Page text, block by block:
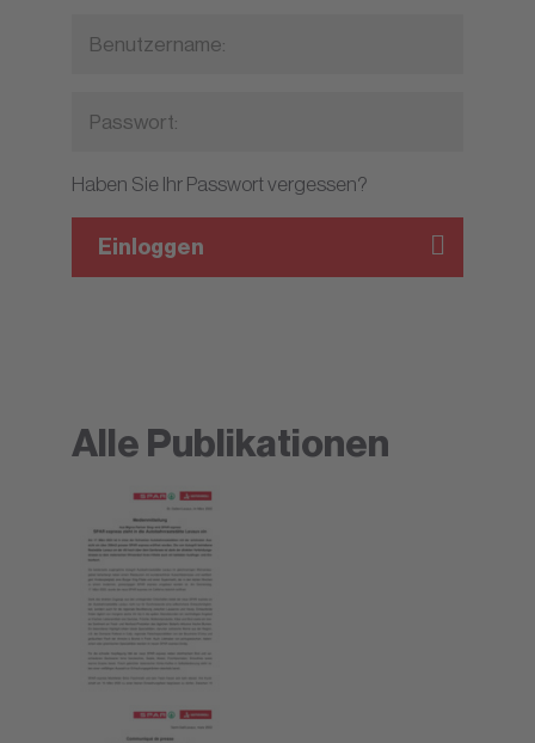
Haben Sie Ihr Passwort vergessen?
Einloggen
Alle Publikationen